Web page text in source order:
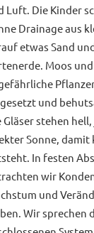
Luft. Die Kinder
Drainage aus
etwas Sand
Moos
und
Gläser stehen
Sonne, damit
In festen
wir
und
Wir sprechen